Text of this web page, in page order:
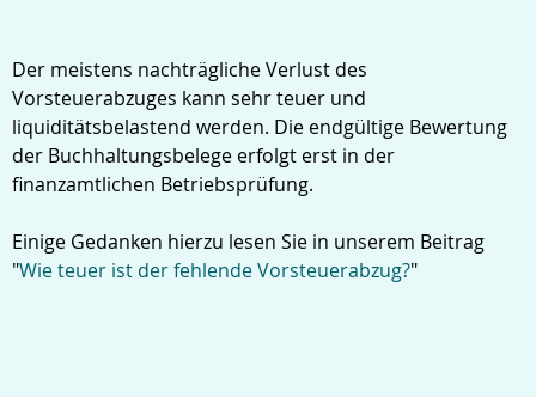
Der meistens nachträgliche Verlust des
Vorsteuerabzuges kann sehr teuer und
liquiditätsbelastend werden. Die endgültige Bewertung
der Buchhaltungsbelege erfolgt erst in der
finanzamtlichen Betriebsprüfung.
Einige Gedanken hierzu lesen Sie in unserem Beitrag
"Wie teuer ist der fehlende Vorsteuerabzug?"